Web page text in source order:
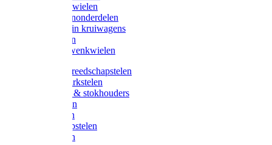
Kruiwagenwielen
Steekwagenonderdelen
Huis en Tuin kruiwagens
Steekwagen
Bok- en Zwenkwielen
Overige gereedschapstelen
Bezem-/Harkstelen
Handvaten & stokhouders
Hamerstelen
Spadestelen
Graanschopstelen
Schopstelen